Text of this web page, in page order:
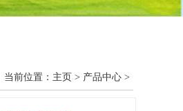
当前位置： 主页 > 产品中心 >